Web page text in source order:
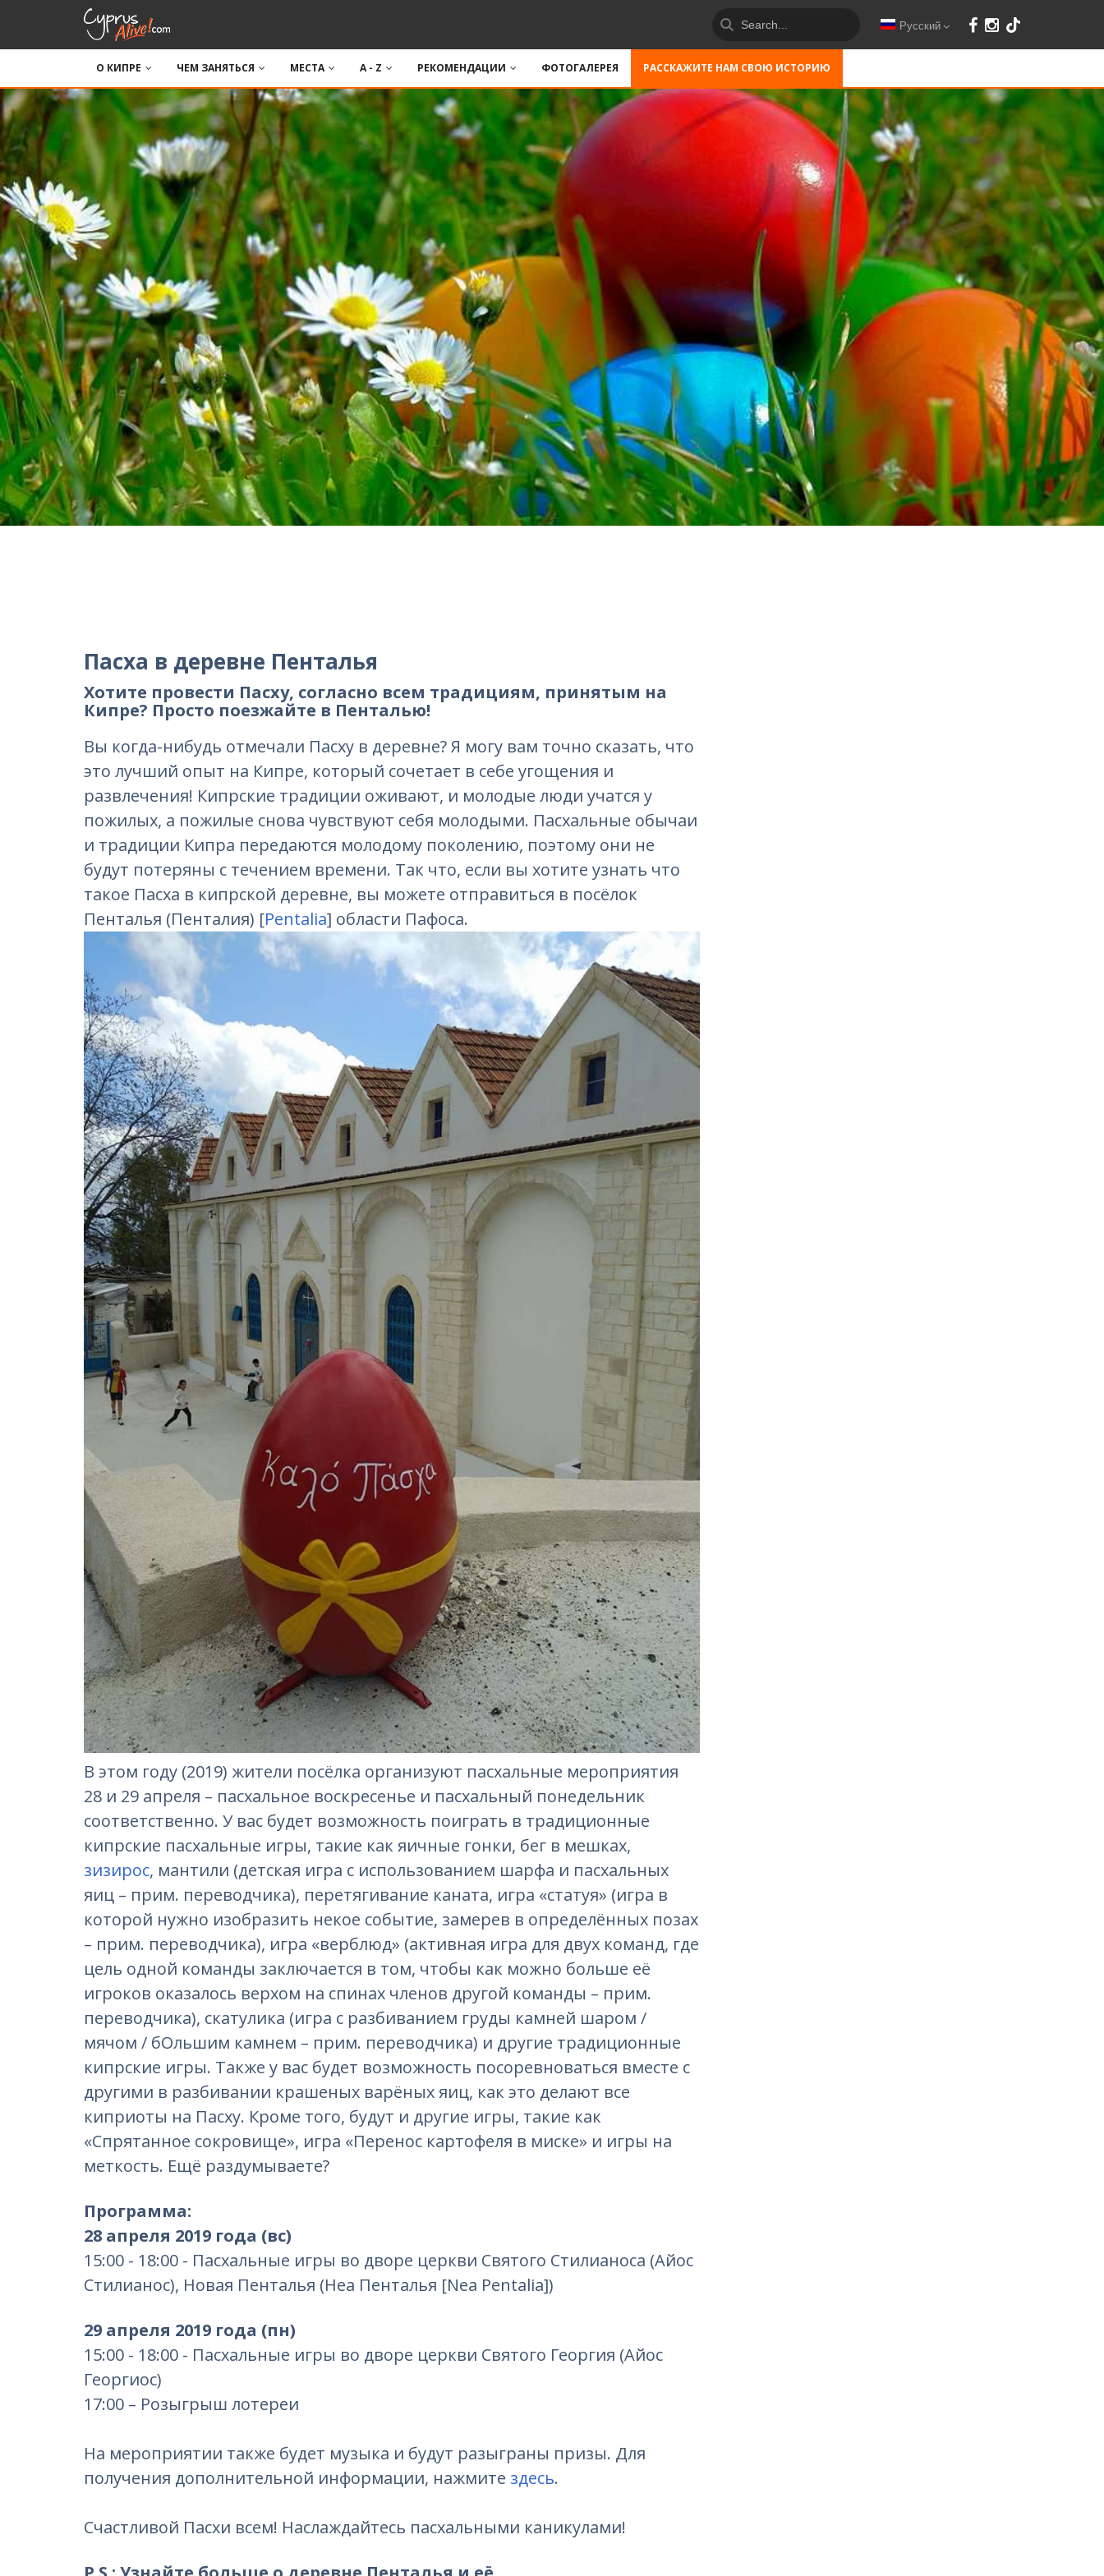
Русский
О КИПРЕ ЧЕМ ЗАНЯТЬСЯ МЕСТА A - Z РЕКОМЕНДАЦИИ ФОТОГАЛЕРЕЯ РАССКАЖИТЕ НАМ СВОЮ ИСТОРИЮ
Пасха в деревне Пенталья
Хотите провести Пасху, согласно всем традициям, принятым на
Кипре? Просто поезжайте в Пенталью!
Вы когда-нибудь отмечали Пасху в деревне? Я могу вам точно сказать, что
это лучший опыт на Кипре, который сочетает в себе угощения и
развлечения! Кипрские традиции оживают, и молодые люди учатся у
пожилых, а пожилые снова чувствуют себя молодыми. Пасхальные обычаи
и традиции Кипра передаются молодому поколению, поэтому они не
будут потеряны с течением времени. Так что, если вы хотите узнать что
такое Пасха в кипрской деревне, вы можете отправиться в посёлок
Пенталья (Пенталия) [Pentalia] области Пафоса.
В этом году (2019) жители посёлка организуют пасхальные мероприятия
28 и 29 апреля – пасхальное воскресенье и пасхальный понедельник
соответственно. У вас будет возможность поиграть в традиционные
кипрские пасхальные игры, такие как яичные гонки, бег в мешках,
зизирос, мантили (детская игра с использованием шарфа и пасхальных
яиц – прим. переводчика), перетягивание каната, игра «статуя» (игра в
которой нужно изобразить некое событие, замерев в определённых позах
– прим. переводчика), игра «верблюд» (активная игра для двух команд, где
цель одной команды заключается в том, чтобы как можно больше её
игроков оказалось верхом на спинах членов другой команды – прим.
переводчика), скатулика (игра с разбиванием груды камней шаром /
мячом / бОльшим камнем – прим. переводчика) и другие традиционные
кипрские игры. Также у вас будет возможность посоревноваться вместе с
другими в разбивании крашеных варёных яиц, как это делают все
киприоты на Пасху. Кроме того, будут и другие игры, такие как
«Спрятанное сокровище», игра «Перенос картофеля в миске» и игры на
меткость. Ещё раздумываете?
Программа:
28 апреля 2019 года (вс)
15:00 - 18:00 - Пасхальные игры во дворе церкви Святого Стилианоса (Айос
Стилианос), Новая Пенталья (Неа Пенталья [Nea Pentalia])
29 апреля 2019 года (пн)
15:00 - 18:00 - Пасхальные игры во дворе церкви Святого Георгия (Айос
Георгиос)
17:00 – Розыгрыш лотереи
На мероприятии также будет музыка и будут разыграны призы. Для
получения дополнительной информации, нажмите здесь.
Счастливой Пасхи всем! Наслаждайтесь пасхальными каникулами!